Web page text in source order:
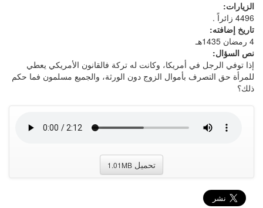
الزيارات:
4496 زائراً .
تاريخ إضافته:
4 رمضان 1435هـ
نص السؤال:
إذا توفي الرجل في أمريكا، وكانت له تركة فالقانون الأمريكي يعطي
للمرأة حق التصرف بأموال الزوج دون الورثة، والجميع مسلمون فما حكم
ذلك؟
تحميل 1.01MB